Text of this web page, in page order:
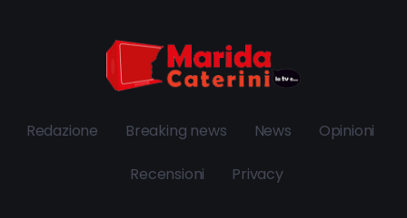
Redazione Breaking news News Opinioni
Recensioni Privacy